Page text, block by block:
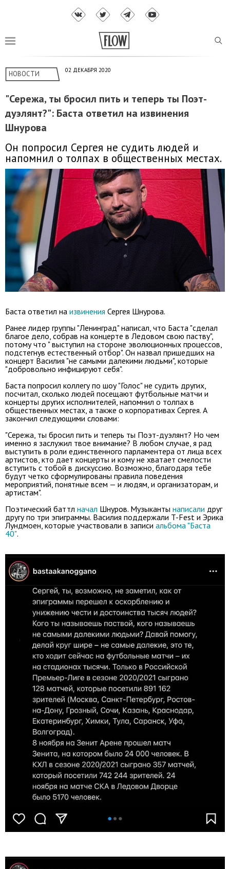
НОВОСТИ 02 ДЕКАБРЯ 2020
"Сережа, ты бросил пить и теперь ты Поэт-
дуэлянт?": Баста ответил на извинения
Шнурова
Он попросил Сергея не судить людей и
напомнил о толпах в общественных местах.
Баста ответил на извинения Сергея Шнурова.
Ранее лидер группы "Ленинград" написал, что Баста "сделал
благое дело, собрав на концерте в Ледовом свою паству",
потому что " выступил на стороне эволюционных процессов,
подстегнув естественный отбор". Он назвал пришедших на
концерт Василия "не самыми далекими людьми", которые
"добровольно инфицируют себя".
Баста попросил коллегу по шоу "Голос" не судить других,
посчитал, сколько людей посещают футбольные матчи и
концерты других исполнителей, напомнил о толпах в
общественных местах, а также о корпоративах Сергея. А
закончил следующими словами:
"Сережа, ты бросил пить и теперь ты Поэт-дуэлянт? Но чем
именно я заслужил твое внимание? В любом случае, я рад
выступить в роли единственного парламентера от лица всех
артистов, кто дает концерты и кому не хватает смелости
вступить с тобой в дискуссию. Возможно, благодаря тебе
будут четко сформулированы правила поведения
мероприятий, понятные всем — и людям, и организаторам, и
артистам".
Поэтический баттл начал Шнуров. Музыканты написали друг
другу по три эпиграммы. Василия поддержали T-Fest и Эрика
Лундмоен, которые участвовали в записи альбома "Баста
40".